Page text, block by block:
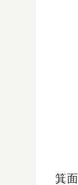
箕